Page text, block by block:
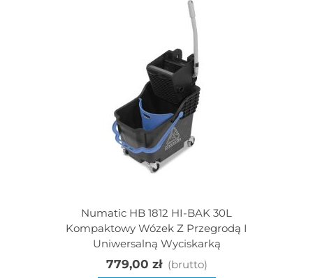
Numatic HB 1812 HI-BAK 30L
Kompaktowy Wózek Z Przegrodą I
Uniwersalną Wyciskarką
779,00 zł (brutto)